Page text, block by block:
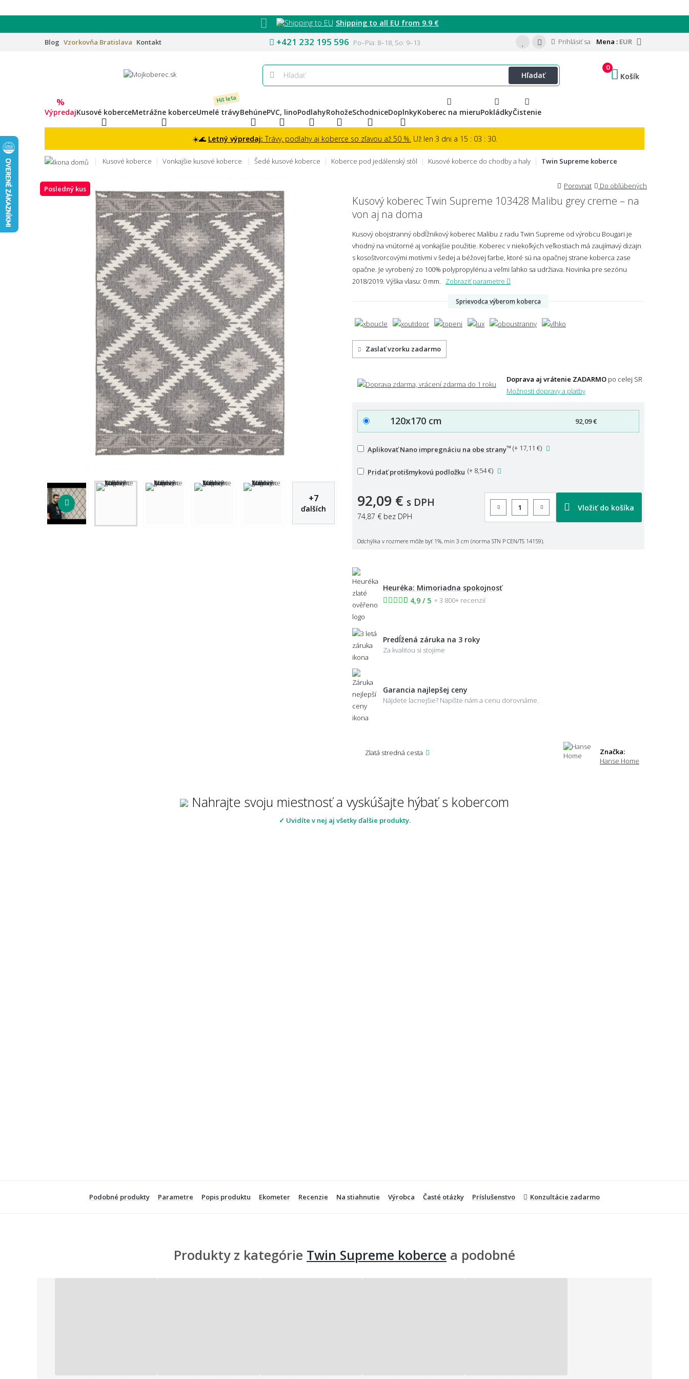
Shipping to all EU from 9.9 €
Blog Vzorkovňa Bratislava Kontakt +421 232 195 596 Po–Pia: 8–18, So: 9–13 Mena : EUR
Prihlásiť sa
Hľadať
0
Košík
%
VýpredajKusové koberceMetrážne koberce
Hit leta
Umelé trávyBehúnePVC, linoPodlahyRohožeSchodniceDoplnkyKoberec na mieruPokládkyČistenie
☀️🌊 Letný výpredaj: Trávy, podlahy aj koberce so zľavou až 50 %. Už len 3 dni a 15 : 03 : 29.
Kusové koberce Vonkajšie kusové koberce Šedé kusové koberce Koberce pod jedálenský stôl Kusové koberce do chodby a haly Twin Supreme koberce
Porovnat Do obľúbených
Posledný kus
+7
ďalších
Kusový koberec Twin Supreme 103428 Malibu grey creme – na
von aj na doma
Kusový obojstranný obdĺžnikový koberec Malibu z radu Twin Supreme od výrobcu Bougari je
vhodný na vnútorné aj vonkajšie použitie. Koberec v niekoľkých veľkostiach má zaujímavý dizajn
s kosoštvorcovými motívmi v šedej a béžovej farbe, ktoré sú na opačnej strane koberca zase
opačne. Je vyrobený zo 100% polypropylénu a veľmi ľahko sa udržiava. Novinka pre sezónu
2018/2019. Výška vlasu: 0 mm. Zobraziť parametre
Sprievodca výberom koberca
Zaslať vzorku zadarmo
Doprava aj vrátenie ZADARMO po celej SR
Možnosti dopravy a platby
120x170 cm 92,09 €
Aplikovať Nano impregnáciu na obe strany™ (+ 17,11 €)
Pridať protišmykovú podložku (+ 8,54 €)
92,09 € s DPH
74,87 € bez DPH
Vložiť do košíka
Odchýlka v rozmere môže byť 1%, min 3 cm (norma STN P CEN/TS 14159).
Heuréka: Mimoriadna spokojnosť
4,9 / 5
3 800+ recenzií
Predĺžená záruka na 3 roky
Za kvalitou si stojíme
Garancia najlepšej ceny
Nájdete lacnejšie? Napíšte nám a cenu dorovnáme.
Zlatá stredná cesta
Značka:
Hanse Home
Nahrajte svoju miestnosť a vyskúšajte hýbať s kobercom
✓ Uvidíte v nej aj všetky ďalšie produkty.
Podobné produkty Parametre Popis produktu Ekometer Recenzie Na stiahnutie Výrobca Časté otázky Príslušenstvo Konzultácie zadarmo
Produkty z kategórie Twin Supreme koberce a podobné